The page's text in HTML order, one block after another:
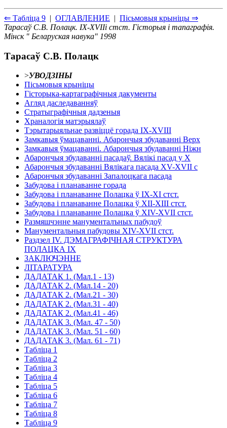
⇐ Таблiца 9 | ОГЛАВЛЕНИЕ | Пiсьмовыя крынiцы ⇒
Тарасаў С.В. Полацк. IX-XVIIi стст. Гiсторыя i тапаграфiя.
Мiнск " Беларуская навука" 1998
Тарасаў С.В. Полацк
>УВОДЗIНЫ
Пiсьмовыя крынiцы
Гiсторыка-картаграфiчныя дакументы
Агляд даследаванняў
Стратыграфiчныя дадзеныя
Храналогiя матэрыялаў
Тэрытарыяльнае развiццё горада IX-XVIII
Замкавыя ўмацаваннi. Абарончыя збудаваннi Верх
Замкавыя ўмацаваннi. Абарончыя збудаваннi Нiжн
Абарончыя збудаваннi пасадаў. Вялiкi пасад у X
Абарончыя збудаваннi Вялiкага пасада XV-XVII с
Абарончыя збудаваннi Запалоцкага пасада
Забудова i планаванне горада
Забудова i планаванне Полацка ў IX-XI стст.
Забудова i планаванне Полацка ў ХII-ХIII стст.
Забудова i планаванне Полацка ў XIV-XVII стст.
Размяшчэнне манументалъных пабудоў
Манументальныя пабудовы XIV-XVII стст.
Раздзел IV. ДЭМАГРАФIЧНАЯ СТРУКТУРА
ПОЛАЦКА IX
ЗАКЛЮЧЭННЕ
ЛIТАРАТУРА
ДАДАТАК 1. (Мал.1 - 13)
ДАДАТАК 2. (Мал.14 - 20)
ДАДАТАК 2. (Мал.21 - 30)
ДАДАТАК 2. (Мал.31 - 40)
ДАДАТАК 2. (Мал.41 - 46)
ДАДАТАК 3. (Мал. 47 - 50)
ДАДАТАК 3. (Мал. 51 - 60)
ДАДАТАК 3. (Мал. 61 - 71)
Таблiца 1
Таблiца 2
Таблiца 3
Таблiца 4
Таблiца 5
Таблiца 6
Таблiца 7
Таблiца 8
Таблiца 9